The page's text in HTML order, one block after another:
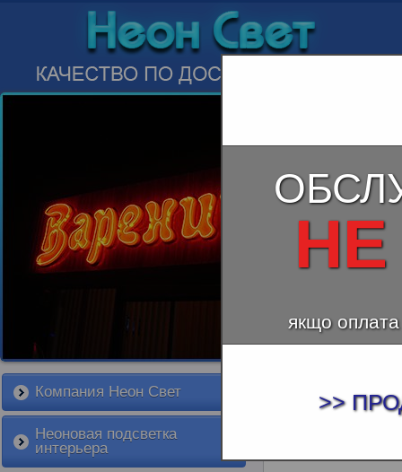
Компания Неон Свет
Неоновая подсветка
интерьера
якщо
>>